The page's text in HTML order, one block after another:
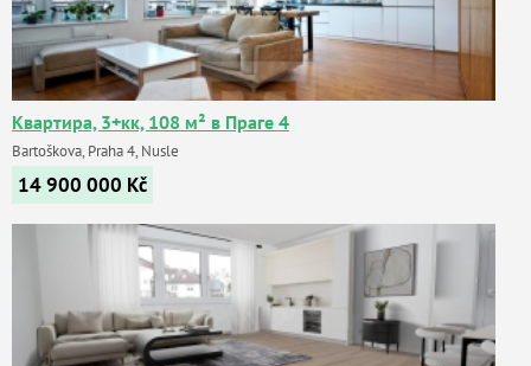
Квартира, 3+кк, 108 м² в Праге 4
Bartoškova, Praha 4, Nusle
14 900 000 Kč